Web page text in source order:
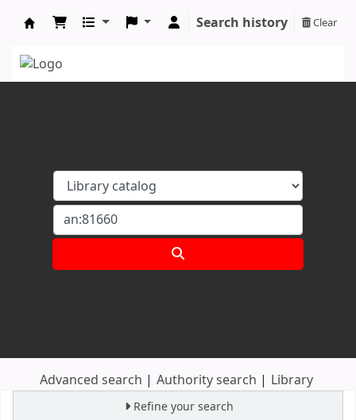
Search history Clear
Advanced search Authority search Library
Refine your search